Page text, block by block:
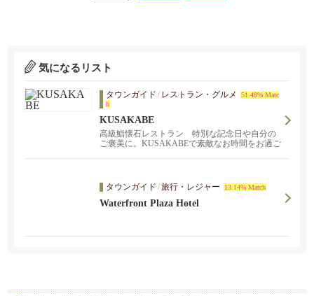
気になるリスト
タウンガイド / レストラン・グルメ
51.48% Matc
h
KUSAKABE
高級鮨懐石レストラン 特別な記念日や自分の
ご褒美に。KUSAKABEで素敵なお時間をお過ご
タウンガイド /旅行・レジャー 13.14% Match
Waterfront Plaza Hotel